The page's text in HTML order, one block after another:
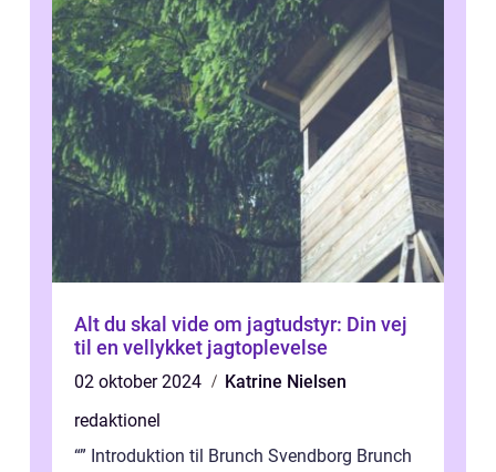
Alt du skal vide om jagtudstyr: Din vej
til en vellykket jagtoplevelse
02 oktober 2024
Katrine Nielsen
redaktionel
“” Introduktion til Brunch Svendborg Brunch